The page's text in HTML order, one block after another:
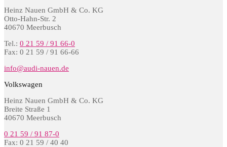
Heinz Nauen GmbH & Co. KG
Otto-Hahn-Str. 2
40670 Meerbusch
Tel.: 0 21 59 / 91 66-0
Fax: 0 21 59 / 91 66-66
info@audi-nauen.de
Volkswagen
Heinz Nauen GmbH & Co. KG
Breite Straße 1
40670 Meerbusch
0 21 59 / 91 87-0
Fax: 0 21 59 / 40 40